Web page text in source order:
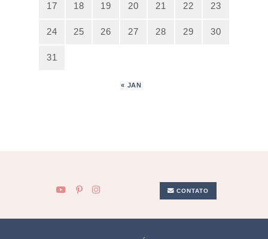
17 18 19 20 21 22 23
24 25 26 27 28 29 30
31
« JAN
CONTATO